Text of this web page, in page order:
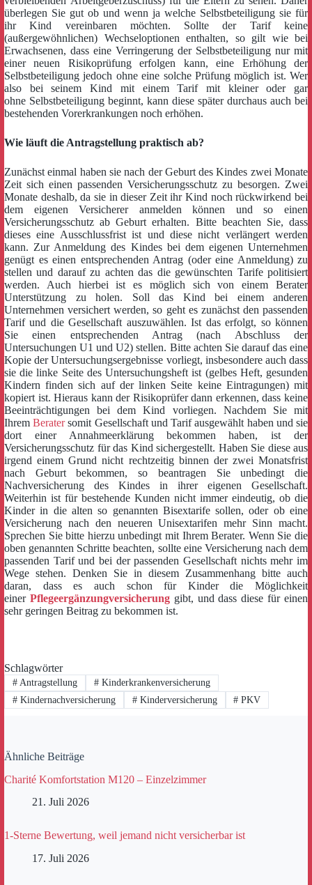
überlegen Sie gut ob und wenn ja welche Selbstbeteiligung sie für
ihr Kind vereinbaren möchten. Sollte der Tarif keine
(außergewöhnlichen) Wechseloptionen enthalten, so gilt wie bei
Erwachsenen, dass eine Verringerung der Selbstbeteiligung nur mit
einer neuen Risikoprüfung erfolgen kann, eine Erhöhung der
Selbstbeteiligung jedoch ohne eine solche Prüfung möglich ist. Wer
also bei seinem Kind mit einem Tarif mit kleiner oder gar
ohne Selbstbeteiligung beginnt, kann diese später durchaus auch bei
bestehenden Vorerkrankungen noch erhöhen.
Wie läuft die Antragstellung praktisch ab?
Zunächst einmal haben sie nach der Geburt des Kindes zwei Monate
Zeit sich einen passenden Versicherungsschutz zu besorgen. Zwei
Monate deshalb, da sie in dieser Zeit ihr Kind noch rückwirkend bei
dem eigenen Versicherer anmelden können und so einen
Versicherungsschutz ab Geburt erhalten. Bitte beachten Sie, dass
dieses eine Ausschlussfrist ist und diese nicht verlängert werden
kann. Zur Anmeldung des Kindes bei dem eigenen Unternehmen
genügt es einen entsprechenden Antrag (oder eine Anmeldung) zu
stellen und darauf zu achten das die gewünschten Tarife politisiert
werden. Auch hierbei ist es möglich sich von einem Berater
Unterstützung zu holen. Soll das Kind bei einem anderen
Unternehmen versichert werden, so geht es zunächst den passenden
Tarif und die Gesellschaft auszuwählen. Ist das erfolgt, so können
Sie einen entsprechenden Antrag (nach Abschluss der
Untersuchungen U1 und U2) stellen. Bitte achten Sie darauf das eine
Kopie der Untersuchungsergebnisse vorliegt, insbesondere auch dass
sie die linke Seite des Untersuchungsheft ist (gelbes Heft, gesunden
Kindern finden sich auf der linken Seite keine Eintragungen) mit
kopiert ist. Hieraus kann der Risikoprüfer dann erkennen, dass keine
Beeinträchtigungen bei dem Kind vorliegen. Nachdem Sie mit
IhremBeratersomit Gesellschaft und Tarif ausgewählt haben und sie
dort einer Annahmeerklärung bekommen haben, ist der
Versicherungsschutz für das Kind sichergestellt. Haben Sie diese aus
irgend einem Grund nicht rechtzeitig binnen der zwei Monatsfrist
nach Geburt bekommen, so beantragen Sie unbedingt die
Nachversicherung des Kindes in ihrer eigenen Gesellschaft.
Weiterhin ist für bestehende Kunden nicht immer eindeutig, ob die
Kinder in die alten so genannten Bisextarife sollen, oder ob eine
Versicherung nach den neueren Unisextarifen mehr Sinn macht.
Sprechen Sie bitte hierzu unbedingt mit Ihrem Berater. Wenn Sie die
oben genannten Schritte beachten, sollte eine Versicherung nach dem
passenden Tarif und bei der passenden Gesellschaft nichts mehr im
Wege stehen. Denken Sie in diesem Zusammenhang bitte auch
daran, dass es auch schon für Kinder die Möglichkeit
einer Pflegeergänzungversicherunggibt, und dass diese für einen
sehr geringen Beitrag zu bekommen ist.
Schlagwörter
#Antragstellung #Kinderkrankenversicherung
#Kindernachversicherung #Kinderversicherung # PKV
Ähnliche Beiträge
Charité Komfortstation M120 – Einzelzimmer
21. Juli 2026
1-Sterne Bewertung, weil jemand nicht versicherbar ist
17. Juli 2026